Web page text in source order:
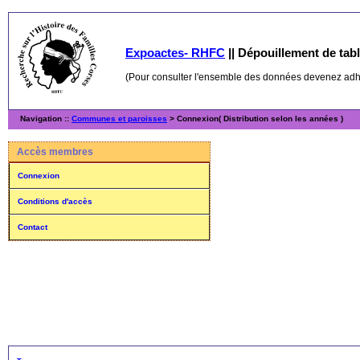
Expoactes- RHFC || Dépouillement de
(Pour consulter l'ensemble des données devenez
Navigation :: Communes et paroisses > Connexion( Distribution selon les années )
Accès membres
Connexion
Conditions d'accès
Contact